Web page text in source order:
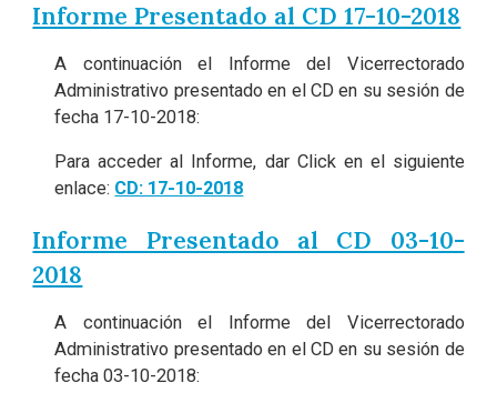
Informe Presentado al CD 17-10-2018
A continuación el Informe del Vicerrectorado
Administrativo presentado en el CD en su sesión de
fecha 17-10-2018:
Para acceder al Informe, dar Click en el siguiente
enlace: CD: 17-10-2018
Informe Presentado al CD 03-10-
2018
A continuación el Informe del Vicerrectorado
Administrativo presentado en el CD en su sesión de
fecha 03-10-2018: